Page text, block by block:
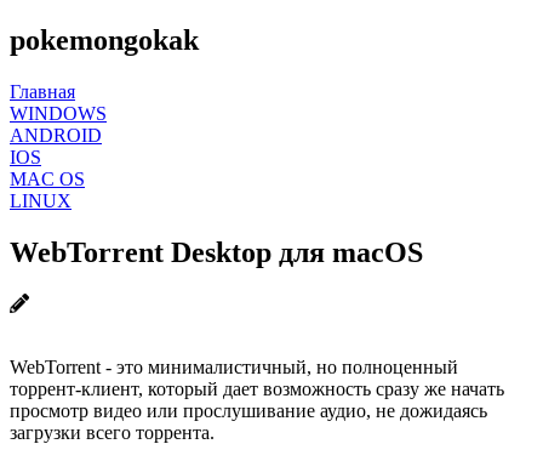
pokemongokak
Главная
WINDOWS
ANDROID
IOS
MAC OS
LINUX
WebTorrent Desktop для macOS
WebTorrent - это минималистичный, но полноценный
торрент-клиент, который дает возможность сразу же начать
просмотр видео или прослушивание аудио, не дожидаясь
загрузки всего торрента.